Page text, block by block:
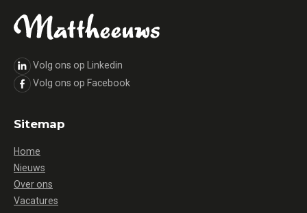
Volg ons op Linkedin
Volg ons op Facebook
Sitemap
Home
Nieuws
Over ons
Vacatures